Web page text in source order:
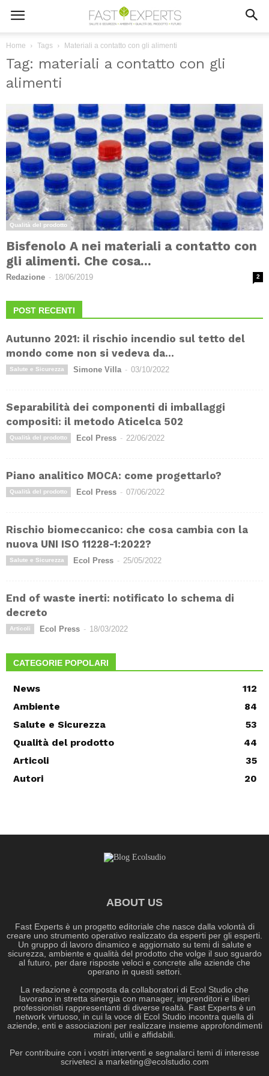
Home Tags Materiali a contatto con gli alimenti
Tag: materiali a contatto con gli
alimenti
Qualità del prodotto
Bisfenolo A nei materiali a contatto con
gli alimenti. Che cosa...
Redazione - 18/06/2019 2
POST RECENTI
Autunno 2021: il rischio incendio sul tetto del
mondo come non si vedeva da...
Salute e Sicurezza Simone Villa - 03/10/2022
Separabilità dei componenti di imballaggi
compositi: il metodo Aticelca 502
Qualità del prodotto Ecol Press - 22/06/2022
Piano analitico MOCA: come progettarlo?
Qualità del prodotto Ecol Press - 07/06/2022
Rischio biomeccanico: che cosa cambia con la
nuova UNI ISO 11228-1:2022?
Salute e Sicurezza Ecol Press - 25/05/2022
End of waste inerti: notificato lo schema di
decreto
Articoli Ecol Press - 18/03/2022
CATEGORIE POPOLARI
News
112
Ambiente
84
Salute e Sicurezza
53
Qualità del prodotto
44
Articoli
35
Autori
20
ABOUT US
Fast Experts è un progetto editoriale che nasce dalla volontà di
creare uno strumento operativo realizzato da esperti per gli esperti.
Un gruppo di lavoro dinamico e aggiornato su temi di salute e
sicurezza, ambiente e qualità del prodotto che volge il suo sguardo
al futuro, per dare risposte veloci e concrete alle aziende che
operano in questi settori.
La redazione è composta da collaboratori di Ecol Studio che
lavorano in stretta sinergia con manager, imprenditori e liberi
professionisti rappresentanti di diverse realtà. Fast Experts è un
network virtuoso, in cui la voce di Ecol Studio incontra quella di
aziende, enti e associazioni per realizzare insieme approfondimenti
mirati, utili e affidabili.
Per contribuire con i vostri interventi e segnalarci temi di interesse
scriveteci a marketing@ecolstudio.com